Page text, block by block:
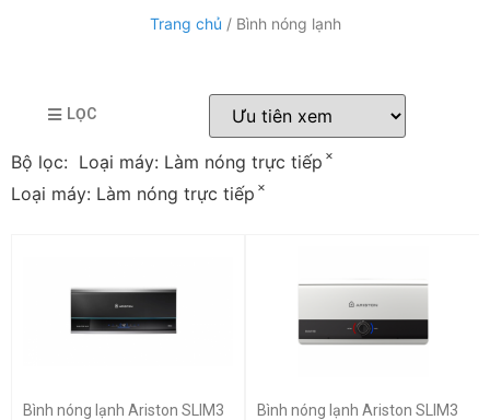
Trang chủ / Bình nóng lạnh
LỌC
Bộ lọc: Loại máy: Làm nóng trực tiếp ×
Loại máy: Làm nóng trực tiếp ×
Bình nóng lạnh Ariston SLIM3
Bình nóng lạnh Ariston SLIM3